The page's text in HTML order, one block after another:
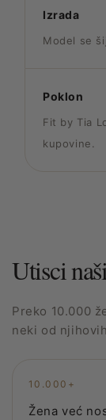
Izrada
Model se
Poklon
Fit by Tia
kupovine.
Utisci
Preko 10.000
neki od
10.000+
Žena već